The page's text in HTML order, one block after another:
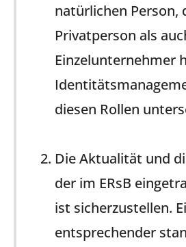
natürlichen Person,
Privatperson als
Einzelunternehmer
diesen Rollen
Die Aktualität und
der im ERsB
ist sicherzustellen.
entsprechender